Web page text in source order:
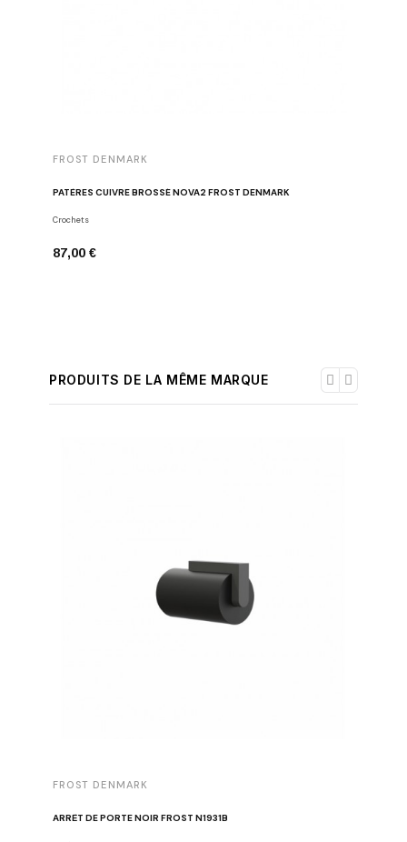
FROST DENMARK
PATÈRES CUIVRE BROSSÉ NOVA2 FROST DENMARK
Crochets
87,00 €
PRODUITS DE LA MÊME MARQUE
FROST DENMARK
ARRÊT DE PORTE NOIR FROST N1931B